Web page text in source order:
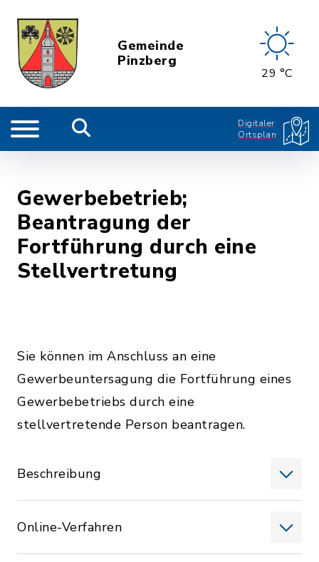
Gemeinde
Pinzberg
29 °C
Digitaler
Ortsplan
Gewerbebetrieb;
Beantragung der
Fortführung durch eine
Stellvertretung
Sie können im Anschluss an eine
Gewerbeuntersagung die Fortführung eines
Gewerbebetriebs durch eine
stellvertretende Person beantragen.
Beschreibung
Online-Verfahren